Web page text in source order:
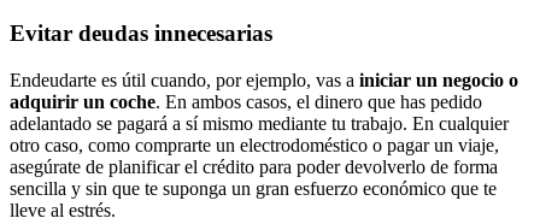
Evitar deudas innecesarias
Endeudarte es útil cuando, por ejemplo, vas a iniciar un negocio o
adquirir un coche. En ambos casos, el dinero que has pedido
adelantado se pagará a sí mismo mediante tu trabajo. En cualquier
otro caso, como comprarte un electrodoméstico o pagar un viaje,
asegúrate de planificar el crédito para poder devolverlo de forma
sencilla y sin que te suponga un gran esfuerzo económico que te
lleve al estrés.